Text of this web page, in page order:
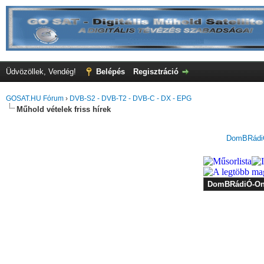
Üdvözöllek, Vendég! Belépés Regisztráció
GOSAT.HU Fórum › DVB-S2 - DVB-T2 - DVB-C - DX - EPG
Műhold vételek friss hírek